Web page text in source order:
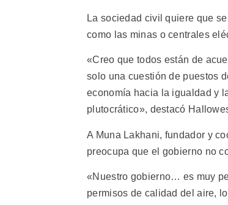
La sociedad civil quiere que
como las minas o centrales
«Creo que todos están de
solo una cuestión de puestos
economía hacia la igualdad y
plutocrático», destacó
A Muna Lakhani, fundador y
preocupa que el gobierno no
«Nuestro gobierno… es muy
permisos de calidad del aire,